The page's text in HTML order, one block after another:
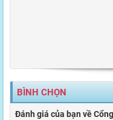
BÌNH CHỌN
Đánh giá của bạn về